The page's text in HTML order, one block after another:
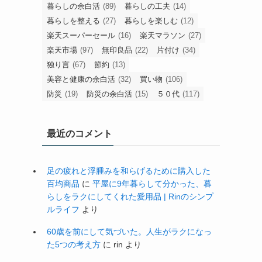
暮らしの余白活 (89) 暮らしの工夫 (14)
暮らしを整える (27) 暮らしを楽しむ (12)
楽天スーパーセール (16) 楽天マラソン (27)
楽天市場 (97) 無印良品 (22) 片付け (34)
独り言 (67) 節約 (13)
美容と健康の余白活 (32) 買い物 (106)
防災 (19) 防災の余白活 (15) ５０代 (117)
最近のコメント
足の疲れと浮腫みを和らげるために購入した
百均商品 に 平屋に9年暮らして分かった、暮
らしをラクにしてくれた愛用品 | Rinのシンプ
ルライフ より
60歳を前にして気づいた。人生がラクになっ
た5つの考え方 に rin より